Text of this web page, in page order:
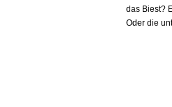
das Biest?
Oder die